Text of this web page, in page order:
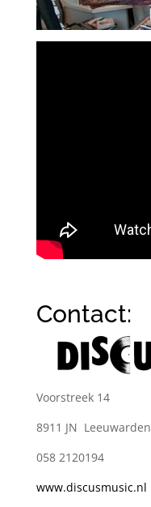
Contact:
Voorstreek 14
8911 JN Leeuwarden
058 2120194
www.discusmusic.nl